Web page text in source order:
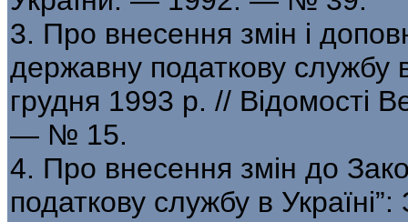
3. Про внесення змін і
державну податкову службу
грудня 1993 р. // Відомості
— № 15.
4. Про внесення змін до
податкову службу в